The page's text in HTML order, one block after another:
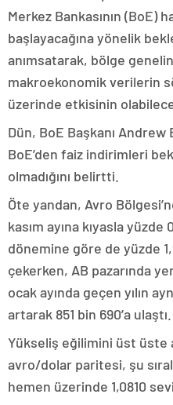
Merkez Bankasının (BoE)
başlayacağına yönelik
anımsatarak, bölge
makroekonomik verilerin
üzerinde etkisinin
Dün, BoE Başkanı Andrew
BoE’den faiz indirimleri
olmadığını belirtti.
Öte yandan, Avro
kasım ayına kıyasla yüzde
dönemine göre de yüzde
çekerken, AB pazarında
ocak ayında geçen yılın
artarak 851 bin 690’a ulaştı.
Yükseliş eğilimini üst üste
avro/dolar paritesi, şu
hemen üzerinde 1,0810